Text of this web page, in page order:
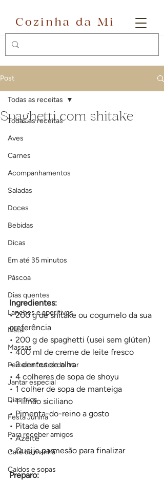
Cozinha da Mi
Post
Todas as receitas
Aves
Carnes
Acompanhamentos
Saladas
Doces
Bebidas
Dicas
Em até 35 minutos
Páscoa
Dias quentes
Lanches e aperitivos
Natal
Massas
Peixes e frutos do mar
Jantar especial
Dias frios
Festa Junina
Para receber amigos
Café da manhã
Caldos e sopas
Todas as receitas
Spaghetti com shitake
Ingredientes:
• 200 g de shitake ou cogumelo da sua
preferência
• 200 g de spaghetti (usei sem glúten)
• 400 ml de creme de leite fresco
• 2 dentes de alho
• 4 colheres de sopa de shoyu
• 1 colher de sopa de manteiga
• 1 limão siciliano
• Pimenta-do-reino a gosto
• Pitada de sal
• Azeite
• Queijo parmesão para finalizar
Preparo: